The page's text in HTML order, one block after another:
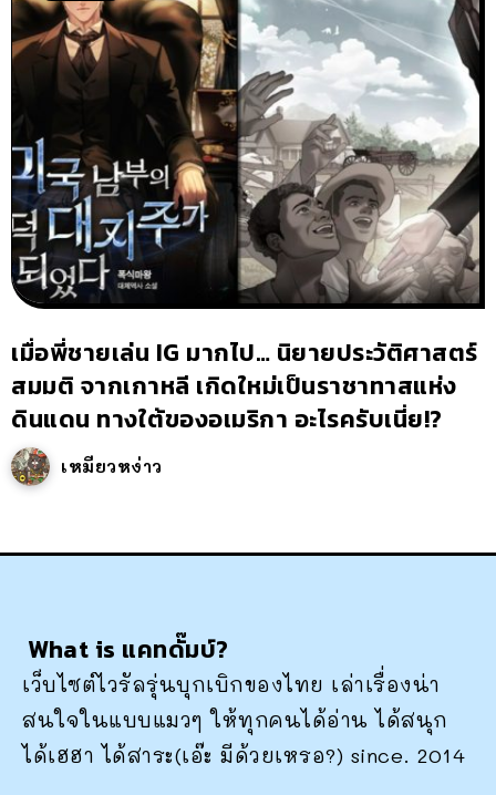
เมื่อพี่ชายเล่น IG มากไป… นิยายประวัติศาสตร์
สมมติ จากเกาหลี เกิดใหม่เป็นราชาทาสแห่ง
ดินแดน ทางใต้ของอเมริกา อะไรครับเนี่ย!?
เหมียวหง่าว
What is แคทดั๊มบ์?
เว็บไซต์ไวรัลรุ่นบุกเบิกของไทย เล่าเรื่องน่า
สนใจในแบบแมวๆ ให้ทุกคนได้อ่าน ได้สนุก
ได้เฮฮา ได้สาระ(เอ๊ะ มีด้วยเหรอ?) since. 2014